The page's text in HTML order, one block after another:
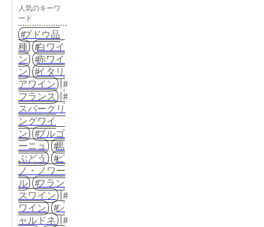
人気のキーワ
ード
ブドウ品
種
白ワイ
ン
赤ワイ
ン
イタリ
アワイン
フランス
スパークリ
ングワイ
ン
ブルゴ
ーニュ
黒
ぶどう
ピ
ノ・ノワー
ル
フラン
スワイン
ワイン
シ
ャルドネ